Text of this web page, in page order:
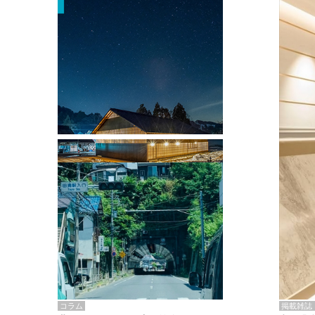
掲載雑誌
掲載雑誌・書籍
『街歩き研修「アールデコとモダニズ
ム、和風バロック」』のレポート記事が
掲載
コラム